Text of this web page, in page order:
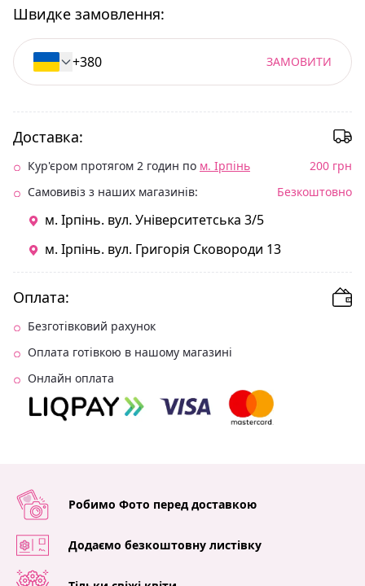
Швидке замовлення:
ЗАМОВИТИ
Доставка:
Кур'єром протягом 2 годин по м. Ірпінь
200 грн
Самовивіз з наших магазинів:
Безкоштовно
м. Ірпінь. вул. Університетська 3/5
м. Ірпінь. вул. Григорія Сковороди 13
Оплата:
Безготівковий рахунок
Оплата готівкою в нашому магазині
Онлайн оплата
Робимо Фото перед доставкою
Додаємо безкоштовну листівку